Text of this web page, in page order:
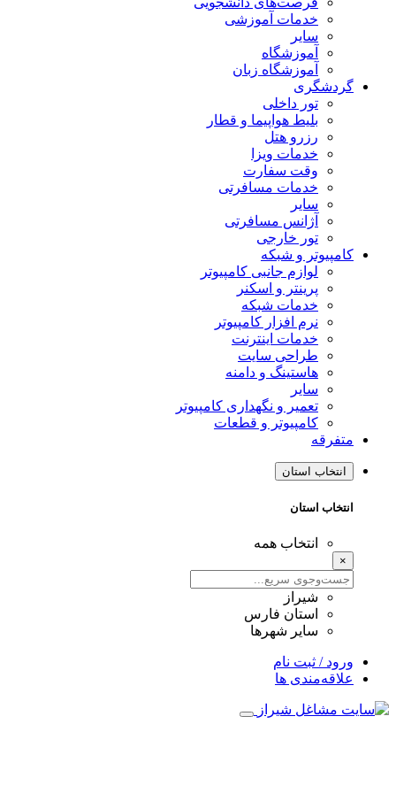
خدمات آموزشی
سایر
آموزشگاه
آموزشگاه زبان
گردشگری
تور داخلی
بلیط هواپیما و قطار
رزرو هتل
خدمات ویزا
وقت سفارت
خدمات مسافرتی
سایر
آژانس مسافرتی
تور خارجی
کامپیوتر و شبکه
لوازم جانبی کامپیوتر
پرینتر و اسکنر
خدمات شبکه
نرم افزار کامپیوتر
خدمات اینترنت
طراحی سایت
هاستینگ و دامنه
سایر
تعمیر و نگهداری کامپیوتر
کامپیوتر و قطعات
متفرقه
انتخاب استان
انتخاب استان
انتخاب همه
×
شیراز
استان فارس
سایر شهرها
ورود / ثبت نام
علاقه‌مندی ها